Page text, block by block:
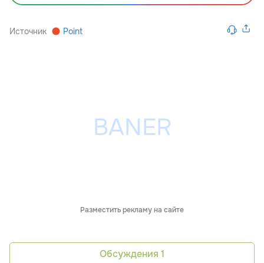
Источник Point
Разместить рекламу на сайте
Обсуждения 1